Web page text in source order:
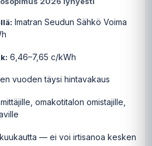
Imatran Seudun Sähkö Voima
6,46–7,65 c/kWh
vuoden täysi hintavakaus
omakotitalon omistajille,
— ei voi irtisanoa kesken